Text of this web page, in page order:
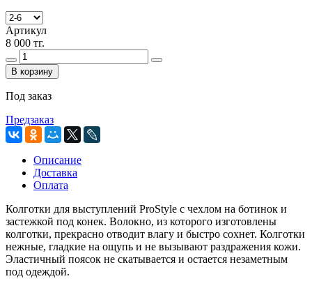
Артикул
8 000 тг.
В корзину
Под заказ
Предзаказ
Описание
Доставка
Оплата
Колготки для выступлений ProStyle c чехлом на ботинок и
застежкой под конек. Волокно, из которого изготовлены
колготки, прекрасно отводит влагу и быстро сохнет. Колготки
нежные, гладкие на ощупь и не вызывают раздражения кожи.
Эластичный поясок не скатывается и остается незаметным
под одеждой.